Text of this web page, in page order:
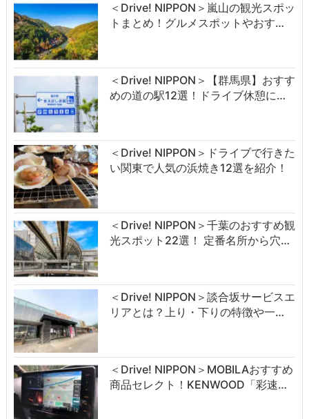
＜Drive! NIPPON＞嵐山の観光スポッ
トまとめ！グルメスポットやおす…
＜Drive! NIPPON＞【群馬県】おすす
めの道の駅12選！ドライブ休憩に…
＜Drive! NIPPON＞ドライブで行きた
い関東で人気の浜焼き12選を紹介！
＜Drive! NIPPON＞千葉のおすすめ観
光スポット22選！ 定番名所から穴…
＜Drive! NIPPON＞談合坂サービスエ
リアとは？上り・下りの特徴や一…
＜Drive! NIPPON＞MOBILAおすすめ
商品セレクト！KENWOOD「彩速…